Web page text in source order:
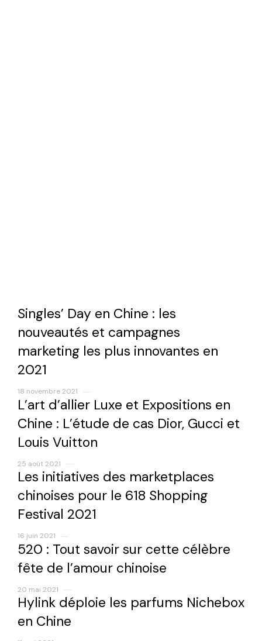
Singles’ Day en Chine : les
nouveautés et campagnes
marketing les plus innovantes en
2021
18 novembre 2021
L’art d’allier Luxe et Expositions en
Chine : L’étude de cas Dior, Gucci et
Louis Vuitton
25 août 2021
Les initiatives des marketplaces
chinoises pour le 618 Shopping
Festival 2021
16 juin 2021
520 : Tout savoir sur cette célèbre
fête de l’amour chinoise
20 mai 2021
Hylink déploie les parfums Nichebox
en Chine